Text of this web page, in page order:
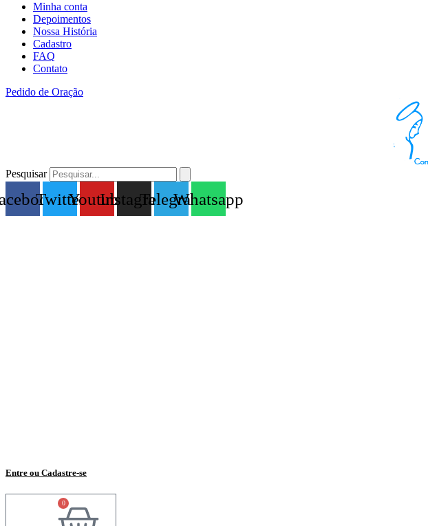
Minha conta
Depoimentos
Nossa História
Cadastro
FAQ
Contato
Pedido de Oração
Pesquisar
TwitterYoutubeInstagramTelegramWhatsapp
Entre ou Cadastre-se
0